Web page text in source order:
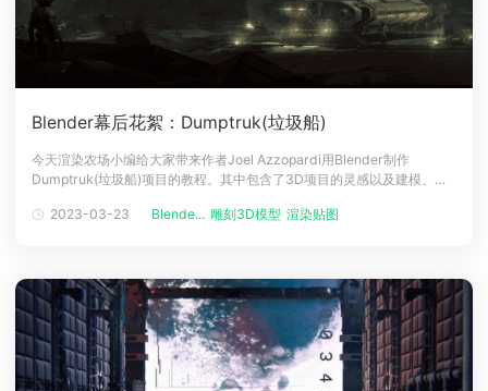
Blender幕后花絮：Dumptruk(垃圾船)
今天渲染农场小编给大家带来作者Joel Azzopardi用Blender制作
Dumptruk(垃圾船)项目的教程。其中包含了3D项目的灵感以及建模、纹
利亚，在VR游戏工作室工作过，后来在英国任职高级环境美术师。
2023-03-23 Blende... 雕刻3D模型 渲染贴图